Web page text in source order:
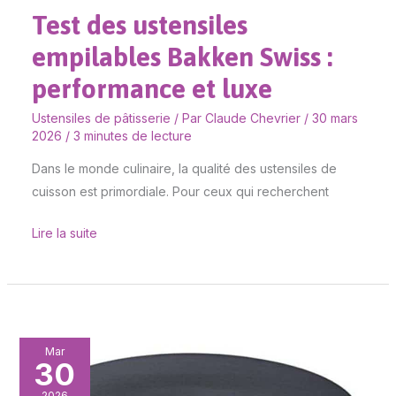
Test des ustensiles
empilables Bakken Swiss :
performance et luxe
Ustensiles de pâtisserie / Par Claude Chevrier / 30 mars
2026 / 3 minutes de lecture
Dans le monde culinaire, la qualité des ustensiles de
cuisson est primordiale. Pour ceux qui recherchent
Lire la suite
Mar
30
Test
de